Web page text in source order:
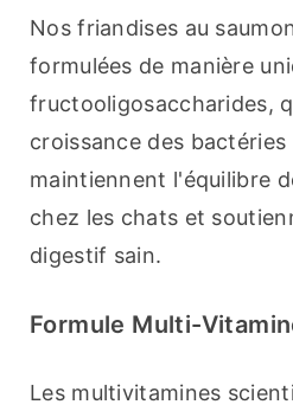
Nos friandises au
formulées de manière
fructooligosaccharides,
croissance des bactéries
maintiennent l'équilibre
chez les chats et
digestif sain.
Formule Multi-
Les multivitamines